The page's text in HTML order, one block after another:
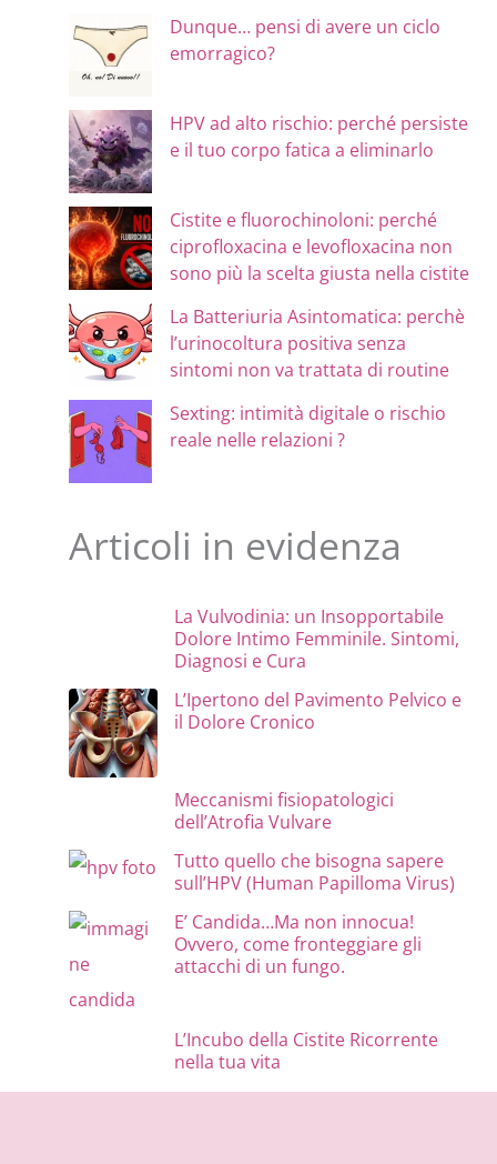
Dunque… pensi di avere un ciclo
emorragico?
HPV ad alto rischio: perché persiste
e il tuo corpo fatica a eliminarlo
Cistite e fluorochinoloni: perché
ciprofloxacina e levofloxacina non
sono più la scelta giusta nella cistite
La Batteriuria Asintomatica: perchè
l’urinocoltura positiva senza
sintomi non va trattata di routine
Sexting: intimità digitale o rischio
reale nelle relazioni ?
Articoli in evidenza
La Vulvodinia: un Insopportabile
Dolore Intimo Femminile. Sintomi,
Diagnosi e Cura
L’Ipertono del Pavimento Pelvico e
il Dolore Cronico
Meccanismi fisiopatologici
dell’Atrofia Vulvare
Tutto quello che bisogna sapere
sull’HPV (Human Papilloma Virus)
E’ Candida…Ma non innocua!
Ovvero, come fronteggiare gli
attacchi di un fungo.
L’Incubo della Cistite Ricorrente
nella tua vita